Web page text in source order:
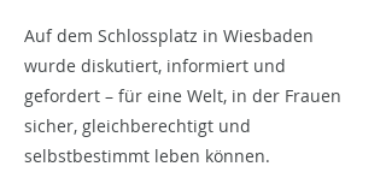
Auf dem Schlossplatz in Wiesbaden
wurde diskutiert, informiert und
gefordert – für eine Welt, in der Frauen
sicher, gleichberechtigt und
selbstbestimmt leben können.